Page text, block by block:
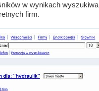
w wynikach
firm.